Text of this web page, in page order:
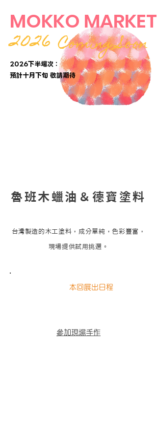
2026下半場次：
​預計十月下旬 敬請期待
MOKKO MARKET
2026Coming Soon
魯班木蠟油＆德寶塗料
台灣製造的木工塗料，成分單純，色彩豐富，
現場提供試用挑選。
本回展出日程
參加現場手作